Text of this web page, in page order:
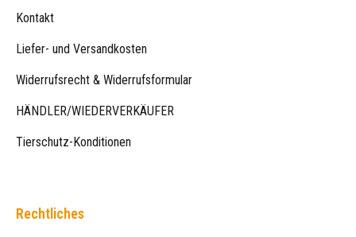
Kontakt
Liefer- und Versandkosten
Widerrufsrecht & Widerrufsformular
HÄNDLER/WIEDERVERKÄUFER
Tierschutz-Konditionen
Rechtliches